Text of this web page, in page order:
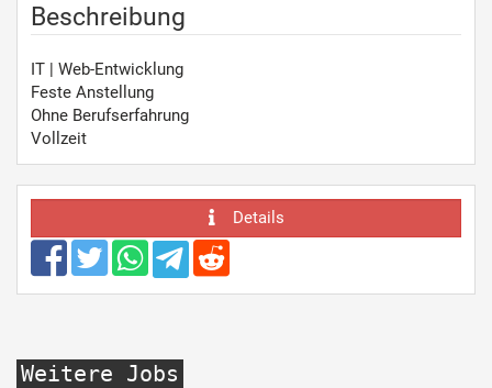
Beschreibung
IT | Web-Entwicklung
Feste Anstellung
Ohne Berufserfahrung
Vollzeit
Details
Weitere Jobs